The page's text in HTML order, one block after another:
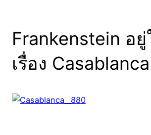
Frankenstein อ
เรื่อง Casablanca